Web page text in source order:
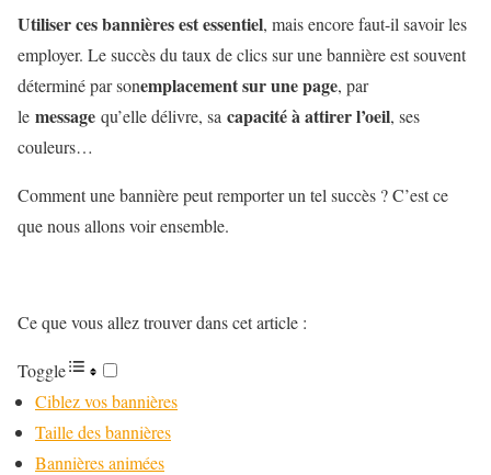
Utiliser ces bannières est essentiel, mais encore faut-il savoir les
employer. Le succès du taux de clics sur une bannière est souvent
déterminé par sonemplacement sur une page, par
le message qu’elle délivre, sa capacité à attirer l’oeil, ses
couleurs…
Comment une bannière peut remporter un tel succès ? C’est ce
que nous allons voir ensemble.
Ce que vous allez trouver dans cet article :
Toggle
Ciblez vos bannières
Taille des bannières
Bannières animées